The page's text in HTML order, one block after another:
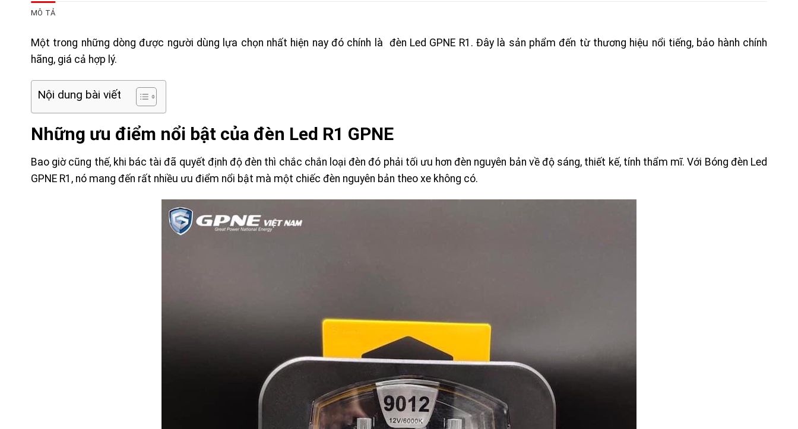
MÔ TẢ
Một trong những dòng được người dùng lựa chọn nhất hiện nay đó chính là đèn Led GPNE R1. Đây là sản phẩm đến từ thương hiệu nổi tiếng, bảo hành chính
hãng, giá cả hợp lý.
Nội dung bài viết
Những ưu điểm nổi bật của đèn Led R1 GPNE
Bao giờ cũng thế, khi bác tài đã quyết định độ đèn thì chắc chắn loại đèn đó phải tối ưu hơn đèn nguyên bản về độ sáng, thiết kế, tính thẩm mĩ. Với Bóng đèn Led
GPNE R1, nó mang đến rất nhiều ưu điểm nổi bật mà một chiếc đèn nguyên bản theo xe không có.